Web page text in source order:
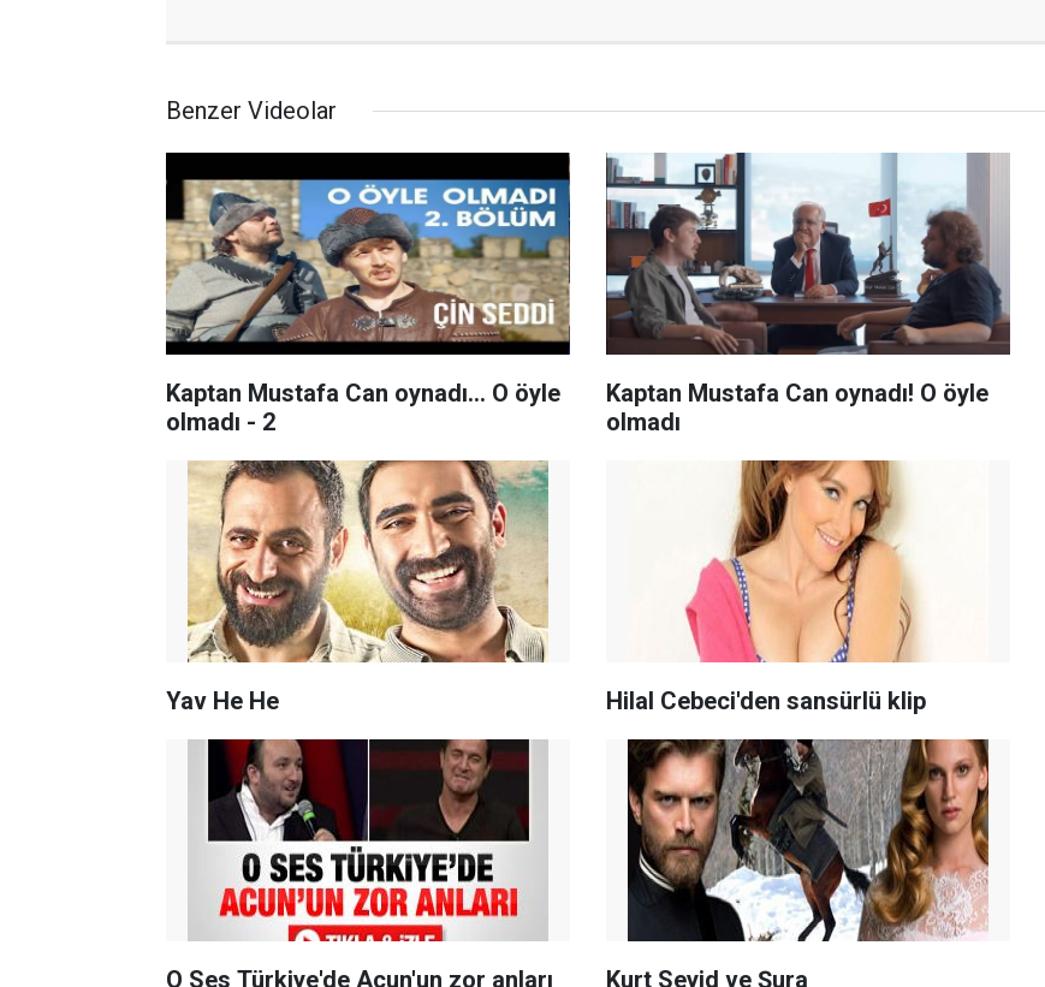
Benzer Videolar
Kaptan Mustafa Can oynadı... O öyle
olmadı - 2
Kaptan Mustafa Can oynadı! O öyle
olmadı
Yav He He Hilal Cebeci'den sansürlü klip
O Ses Türkiye'de Acun'un zor anları Kurt Seyid ve Şura